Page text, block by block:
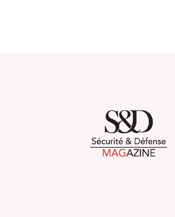
Customs 2030: a new era